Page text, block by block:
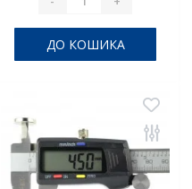
ДО КОШИКА